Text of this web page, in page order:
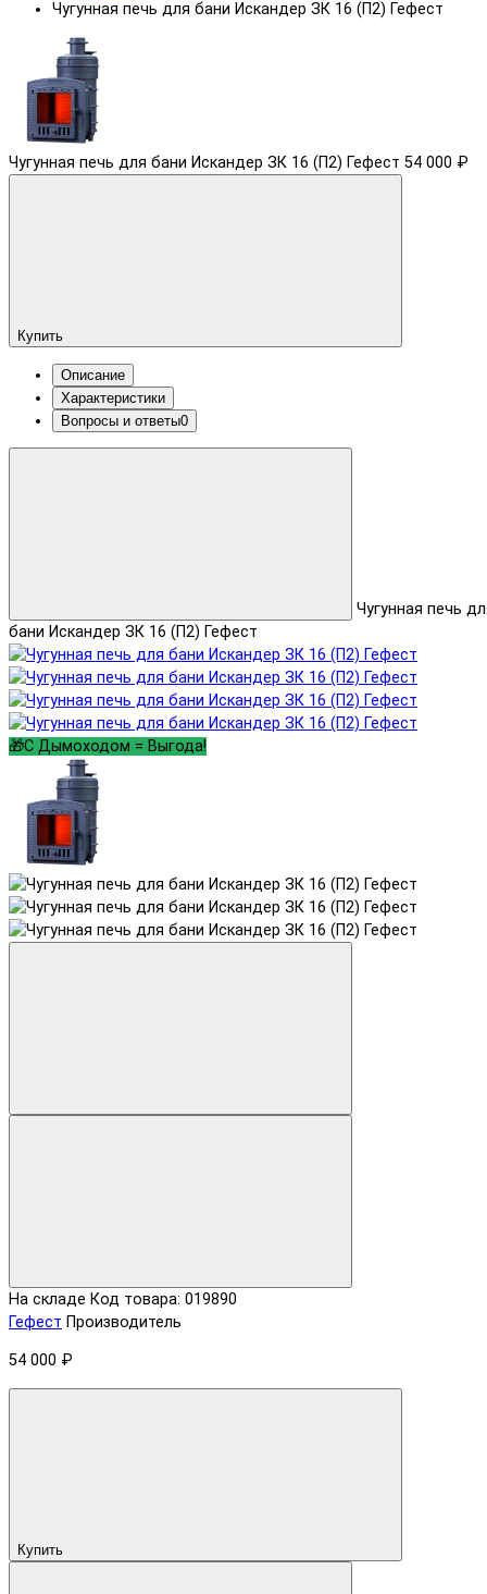
Чугунная печь для бани Искандер ЗК 16 (П2) Гефест
Чугунная печь для бани Искандер ЗК 16 (П2) Гефест 54 000 ₽
Купить
Описание
Характеристики
Вопросы и ответы0
Чугунная печь
бани Искандер ЗК 16 (П2) Гефест
🎁С Дымоходом = Выгода!
На складе Код товара: 019890
Гефест Производитель
54 000 ₽
Купить